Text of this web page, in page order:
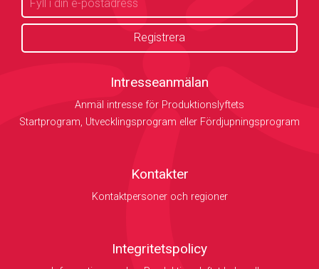
Intresseanmälan
Anmäl intresse för Produktionslyftets
Startprogram, Utvecklingsprogram eller Fördjupningsprogram
Kontakter
Kontaktpersoner och regioner
Integritetspolicy